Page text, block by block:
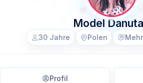
Model Danuta
30 Jahre Polen
Profil